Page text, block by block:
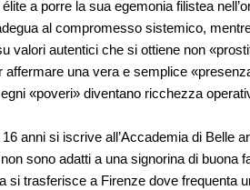
a porre la sua egemonia filistea
al compromesso sistemico,
autentici che si ottiene non
una vera e semplice
«poveri» diventano ricchezza
anni si iscrive all’Accademia di Belle
sono adatti a una signorina di buona
si trasferisce a Firenze dove frequenta